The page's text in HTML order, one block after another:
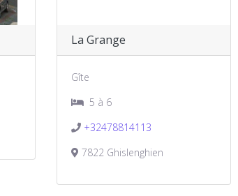
La Grange
Gîte
5 à 6
+32478814113
7822 Ghislenghien